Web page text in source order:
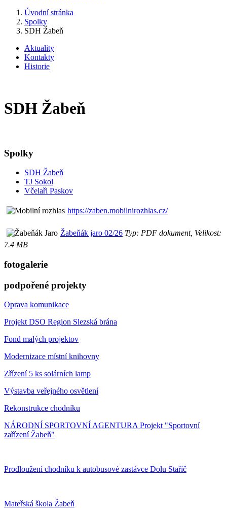
Úvodní stránka
Spolky
SDH Žabeň
Aktuality
Kontakty
Historie
SDH Žabeň
Spolky
SDH Žabeň
TJ Sokol
Včelaři Paskov
https://zaben.mobilnirozhlas.cz/
Žabeňák jaro 02/26 Typ: PDF dokument, Velikost:
7.4 MB
fotogalerie
podpořené projekty
Oprava komunikace
Projekt DSO Region Slezská brána
Fond malých projektov
Modernizace místní knihovny
Zřízení 5 ks solárních lamp
Výstavba veřejného osvětlení
Rekonstrukce chodníku
NÁRODNÍ SPORTOVNÍ AGENTURA Projekt "Sportovní
zařízení Žabeň"
Prodloužení chodníku k autobusové zastávce Dolu Staříč
Mateřská škola Žabeň